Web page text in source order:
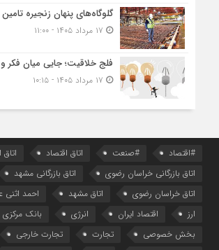
گلوگاه‌های پنهان زنجیره
فلج خلاقیت؛ جایی میان فکر
#اقتصاد #صنعت اتاق اقتصاد
اتاق
اتاق بازرگانی خراسان رضوی
اتاق بازرگانی مشهد
اتاق خراسان رضوی
اتاق مشهد
احمد
ارز
اقتصاد ایران انرژی
بانک مرکزی
بخش خصوصی
تجارت تجارت خارجی